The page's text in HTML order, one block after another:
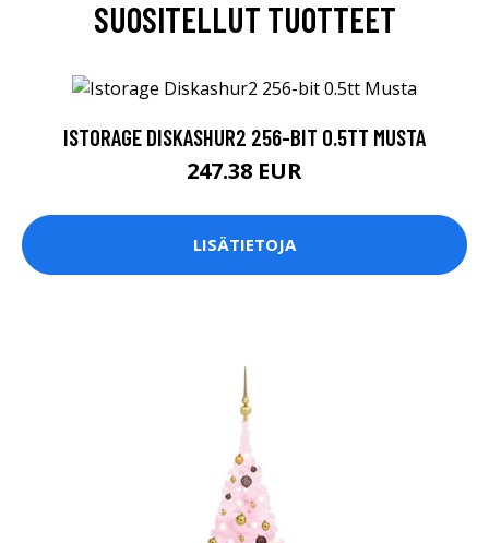
SUOSITELLUT TUOTTEET
ISTORAGE DISKASHUR2 256-BIT 0.5TT MUSTA
247.38 EUR
LISÄTIETOJA